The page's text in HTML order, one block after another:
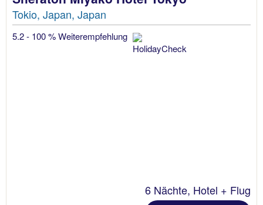
Tokio, Japan, Japan
5.2 - 100 % Weiterempfehlung
6 Nächte, Hotel + Flug